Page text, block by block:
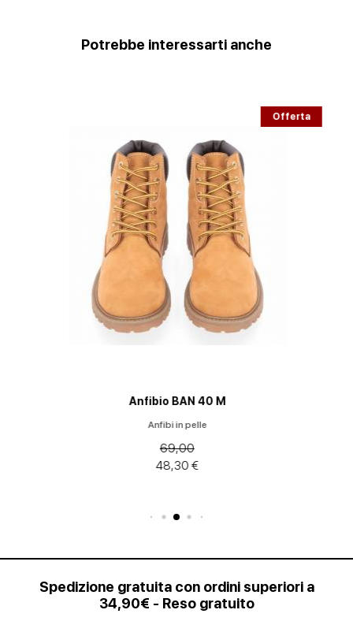
Potrebbe interessarti anche
Offerta
Anfibio BAN 40 M
Anfibi in pelle
69,00
48,30 €
Spedizione gratuita con ordini superiori a
34,90€ - Reso gratuito